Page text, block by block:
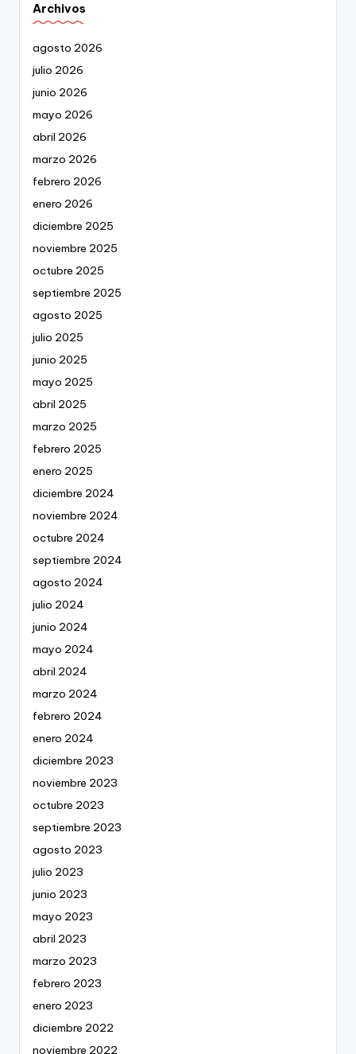
Archivos
agosto 2026
julio 2026
junio 2026
mayo 2026
abril 2026
marzo 2026
febrero 2026
enero 2026
diciembre 2025
noviembre 2025
octubre 2025
septiembre 2025
agosto 2025
julio 2025
junio 2025
mayo 2025
abril 2025
marzo 2025
febrero 2025
enero 2025
diciembre 2024
noviembre 2024
octubre 2024
septiembre 2024
agosto 2024
julio 2024
junio 2024
mayo 2024
abril 2024
marzo 2024
febrero 2024
enero 2024
diciembre 2023
noviembre 2023
octubre 2023
septiembre 2023
agosto 2023
julio 2023
junio 2023
mayo 2023
abril 2023
marzo 2023
febrero 2023
enero 2023
diciembre 2022
noviembre 2022